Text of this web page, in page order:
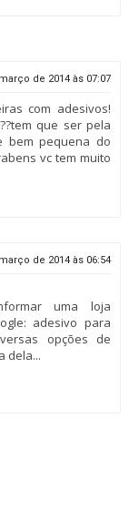
de 2014 às 07:07
com adesivos!
que ser pela
bem pequena do
vc tem muito
de 2014 às 06:54
uma loja
adesivo para
opções de
dela...